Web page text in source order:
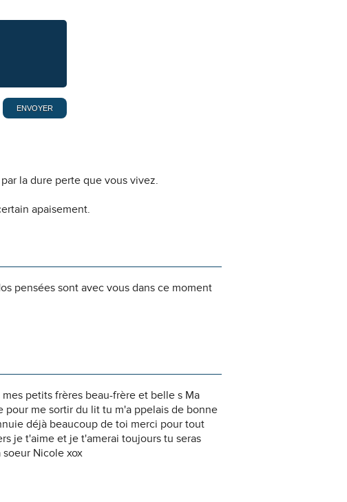
la dure perte que vous vivez.
apaisement.
pensées sont avec vous dans ce moment
petits frères beau-frère et belle s Ma
pour me sortir du lit tu m'a ppelais de bonne
déjà beaucoup de toi merci pour tout
je t'aime et je t'amerai toujours tu seras
Nicole xox